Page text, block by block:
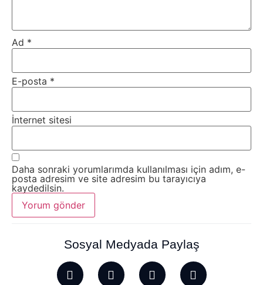
Ad *
E-posta *
İnternet sitesi
Daha sonraki yorumlarımda kullanılması için adım, e-
posta adresim ve site adresim bu tarayıcıya
kaydedilsin.
Sosyal Medyada Paylaş